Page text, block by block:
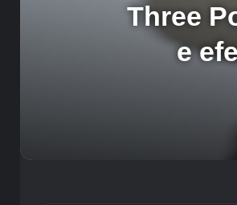
Three
e